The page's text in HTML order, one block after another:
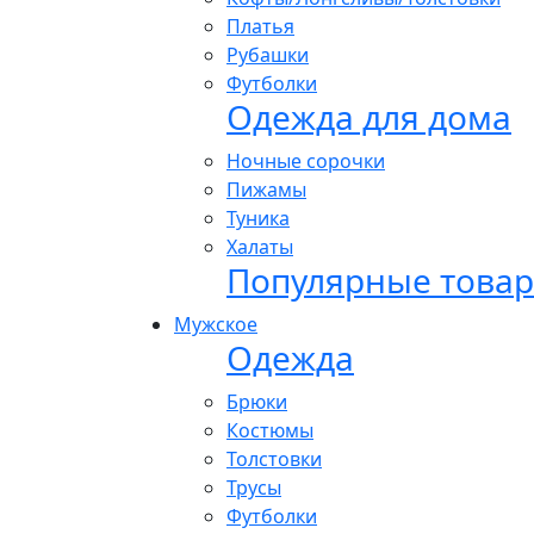
Платья
Рубашки
Футболки
Одежда для дома
Ночные сорочки
Пижамы
Туника
Халаты
Популярные
Мужское
Одежда
Брюки
Костюмы
Толстовки
Трусы
Футболки